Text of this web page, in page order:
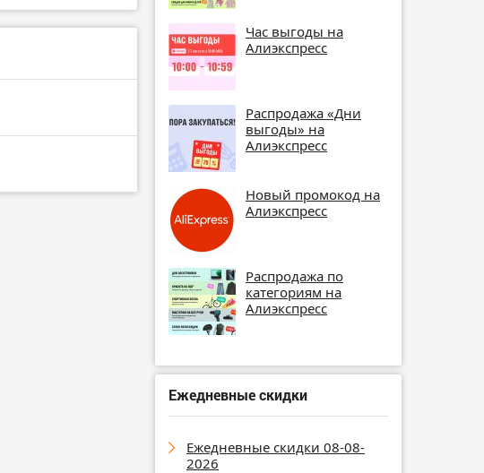
Час выгоды на
Алиэкспресс
Распродажа «Дни
выгоды» на
Алиэкспресс
Новый промокод на
Алиэкспресс
Распродажа по
категориям на
Алиэкспресс
Ежедневные скидки
Ежедневные скидки 08-08-
2026